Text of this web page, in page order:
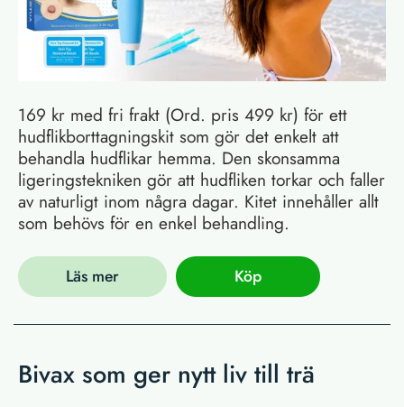
169 kr med fri frakt (Ord. pris 499 kr) för ett
hudflikborttagningskit som gör det enkelt att
behandla hudflikar hemma. Den skonsamma
ligeringstekniken gör att hudfliken torkar och faller
av naturligt inom några dagar. Kitet innehåller allt
som behövs för en enkel behandling.
Läs mer Köp
Bivax som ger nytt liv till trä